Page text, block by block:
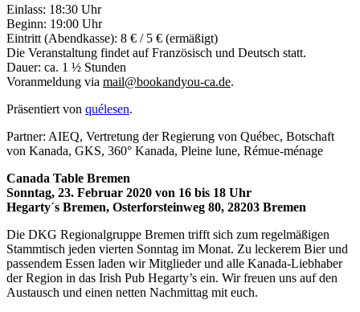
Einlass: 18:30 Uhr
Beginn: 19:00 Uhr
Eintritt (Abendkasse): 8 € / 5 € (ermäßigt)
Die Veranstaltung findet auf Französisch und Deutsch statt.
Dauer: ca. 1 ½ Stunden
Voranmeldung via mail@bookandyou-ca.de.
Präsentiert von quélesen.
Partner: AIEQ, Vertretung der Regierung von Québec, Botschaft
von Kanada, GKS, 360° Kanada, Pleine lune, Rémue-ménage
Canada Table Bremen
Sonntag, 23. Februar 2020 von 16 bis 18 Uhr
Hegarty´s Bremen, Osterforsteinweg 80, 28203 Bremen
Die DKG Regionalgruppe Bremen trifft sich zum regelmäßigen
Stammtisch jeden vierten Sonntag im Monat. Zu leckerem Bier und
passendem Essen laden wir Mitglieder und alle Kanada-Liebhaber
der Region in das Irish Pub Hegarty’s ein. Wir freuen uns auf den
Austausch und einen netten Nachmittag mit euch.